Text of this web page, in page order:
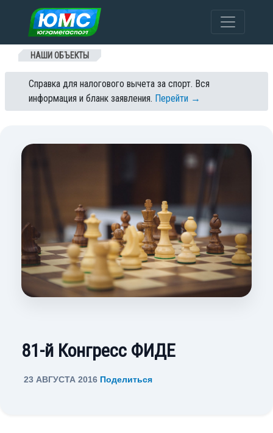
Перейти к содержанию
НАШИ ОБЪЕКТЫ
Справка для налогового вычета за спорт. Вся
информация и бланк заявления. Перейти →
81-й Конгресс ФИДЕ
23 АВГУСТА 2016 Поделиться